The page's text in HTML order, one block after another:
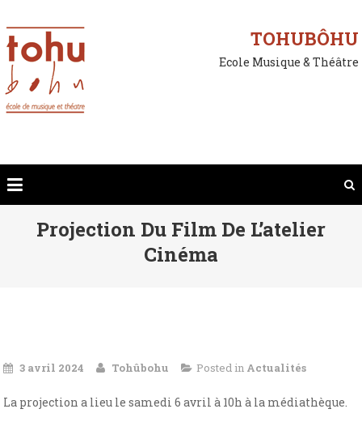
to
content
TOHUBÔHU
Ecole Musique & Théâtre
Projection Du Film De L’atelier
Cinéma
3 avril 2024 Tohûbohu Posted in Actualités
La projection a lieu le samedi 6 avril à 10h à la médiathèque.